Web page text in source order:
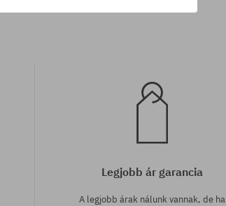
Legjobb ár garancia
A legjobb árak nálunk vannak, de ha